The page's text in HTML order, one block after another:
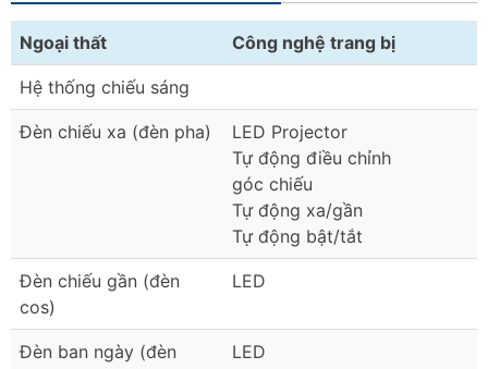
Ngoại thất Công nghệ trang bị
Hệ thống chiếu sáng
Đèn chiếu xa (đèn pha)
LED Projector
Tự động điều chỉnh
góc chiếu
Tự động xa/gần
Tự động bật/tắt
Đèn chiếu gần (đèn
cos)
LED
Đèn ban ngày (đèn
LED